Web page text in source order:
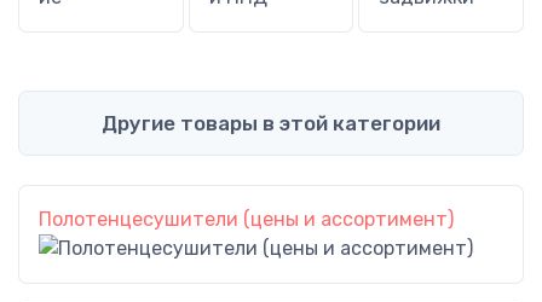
Другие товары в этой категории
Полотенцесушители (цены и ассортимент)